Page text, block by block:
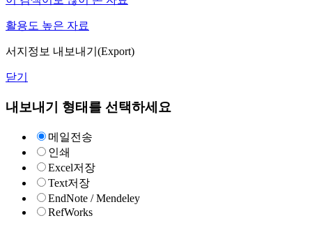
활용도 높은 자료
서지정보 내보내기(Export)
닫기
내보내기 형태를 선택하세요
메일전송
인쇄
Excel저장
Text저장
EndNote / Mendeley
RefWorks